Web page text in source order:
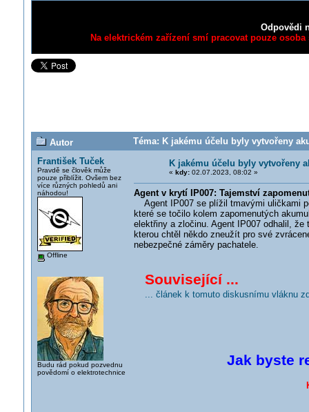
Odpovědi
Na elektrickém zařízení smí pracovat pouze
Autor
Téma: K jakému účelu byly vytvořeny
František Tuček
Pravdě se člověk může
pouze přiblížit. Ovšem bez
více různých pohledů ani
náhodou!
Offline
Budu rád pokud pozvednu
povědomí o elektrotechnice
K jakému účelu byly vytvořeny
« kdy:02.07.2023, 08:02 »
Agent v krytí IP007: Tajemství
Agent IP007 se plížil tmavými uličkami
které se točilo kolem zapomenutých
elektřiny a zločinu. Agent IP007 odhalil,
kterou chtěl někdo zneužít pro své
nebezpečné záměry pachatele.
Související ...
... článek k tomuto diskusnímu vláknu
Jak byste